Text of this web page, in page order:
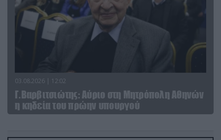
03.08.2026 | 12:02
Γ.Βαρβιτσιώτης: Aύριο στη Μητρόπολη Αθηνών
η κηδεία του πρώην υπουργού